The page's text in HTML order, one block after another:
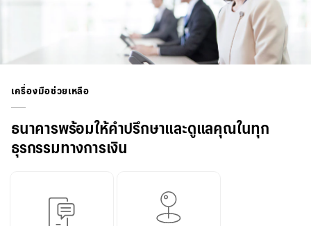
เครื่องมือช่วยเหลือ
ธนาคารพร้อมให้คำปรึกษาและดูแลคุณในทุก
ธุรกรรมทางการเงิน